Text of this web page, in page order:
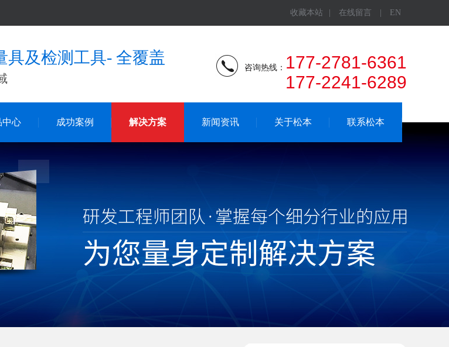
收藏本站 在线留言 EN
具及检测工具- 全覆盖
咨询热线： 177-2781-6361
177-2241-6289
中心 成功案例 解决方案 新闻资讯 关于松本 联系松本